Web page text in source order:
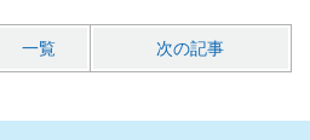
一覧 次の記事